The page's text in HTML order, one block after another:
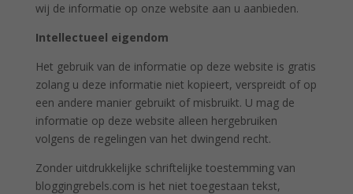
wij de informatie op onze website aan u aanbieden.
Intellectueel eigendom
Het gebruik van de informatie op deze website is gratis
zolang u deze informatie niet kopieert, verspreidt of op
een andere manier gebruikt of misbruikt. U mag de
informatie op deze website alleen hergebruiken
volgens de regelingen van het dwingend recht.
Zonder uitdrukkelijke schriftelijke toestemming van
bloggingrebels.com is het niet toegestaan tekst,